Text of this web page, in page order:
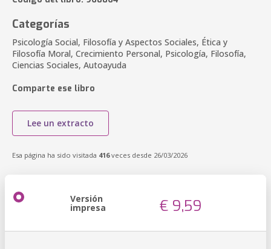
Categorías
Psicología Social, Filosofía y Aspectos Sociales, Ética y
Filosofía Moral, Crecimiento Personal, Psicología, Filosofía,
Ciencias Sociales, Autoayuda
Comparte ese libro
Lee un extracto
Esa página ha sido visitada 416veces desde 26/03/2026
Versión
impresa € 9,59